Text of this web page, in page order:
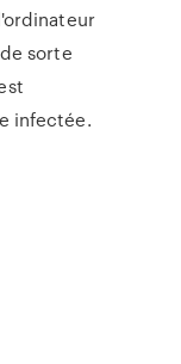
sorte
infectée.